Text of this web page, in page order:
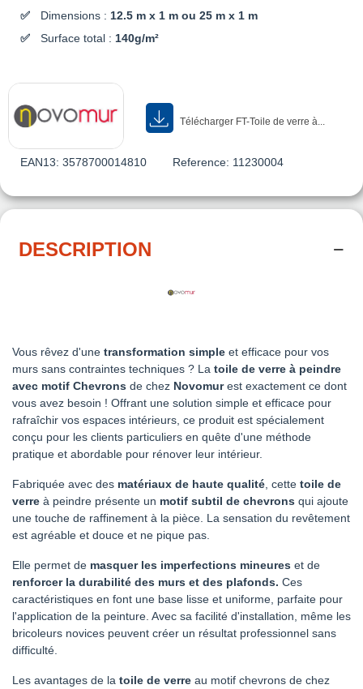
Dimensions : 12.5 m x 1 m ou 25 m x 1 m
Surface total : 140g/m²
Télécharger FT-Toile de verre à...
EAN13: 3578700014810 Reference: 11230004
DESCRIPTION
Vous rêvez d'une transformation simple et efficace pour vos
murs sans contraintes techniques ? La toile de verre à peindre
avec motif Chevrons de chez Novomurest exactement ce dont
vous avez besoin ! Offrant une solution simple et efficace pour
rafraîchir vos espaces intérieurs, ce produit est spécialement
conçu pour les clients particuliers en quête d'une méthode
pratique et abordable pour rénover leur intérieur.
Fabriquée avec des matériaux de haute qualité , cette toile de
verre à peindre présente un motif subtil de chevrons qui ajoute
une touche de raffinement à la pièce. La sensation du revêtement
est agréable et douce et ne pique pas.
Elle permet de masquer les imperfections mineures et de
renforcer la durabilité des murs et des plafonds. Ces
caractéristiques en font une base lisse et uniforme, parfaite pour
l'application de la peinture. Avec sa facilité d'installation, même les
bricoleurs novices peuvent créer un résultat professionnel sans
difficulté.
Les avantages de la toile de verre au motif chevrons de chez